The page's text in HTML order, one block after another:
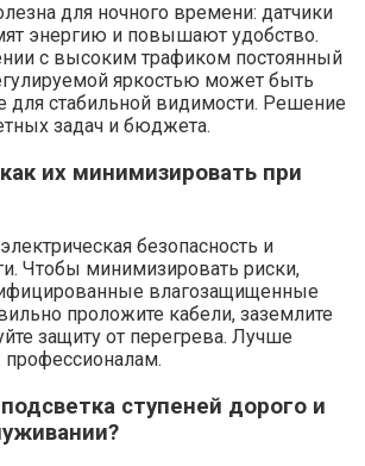
для ночного времени: датчики
энергию и повышают удобство.
с высоким трафиком постоянный
яркостью может быть
для стабильной видимости. Решение
задач и бюджета.
их минимизировать при
безопасность и
Чтобы минимизировать риски,
влагозащищенные
проложите кабели, заземлите
защиту от перегрева. Лучше
ступеней дорого и